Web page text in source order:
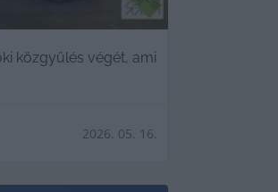
közgyűlés végét, ami
2026. 05. 16.